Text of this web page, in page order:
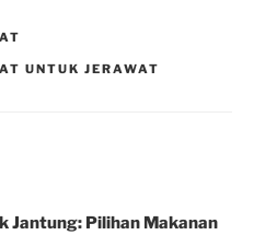
UNTUK JERAWAT
Jantung: Pilihan Makanan